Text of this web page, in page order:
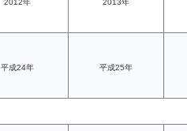
2012年 2013年
平成24年 平成25年